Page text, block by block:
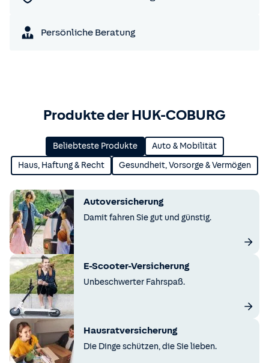
Persönliche Beratung
Produkte der HUK-COBURG
Beliebteste Produkte Auto & Mobilität
Haus, Haftung & Recht Gesundheit, Vorsorge & Vermögen
Autoversicherung
Damit fahren Sie gut und günstig.
E-Scooter-Versicherung
Unbeschwerter Fahrspaß.
Hausratversicherung
Die Dinge schützen, die Sie lieben.